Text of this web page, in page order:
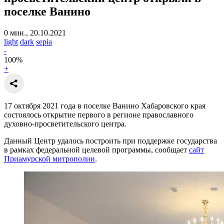
поселке Ванино
0 мин., 20.10.2021
light dark sepia
-
100%
+
17 октября 2021 года в поселке Ванино Хабаровского края
состоялось открытие первого в регионе православного
духовно-просветительского центра.
Данный Центр удалось построить при поддержке государства
в рамках федеральной целевой программы, сообщает сайт
Приамурской митрополии.